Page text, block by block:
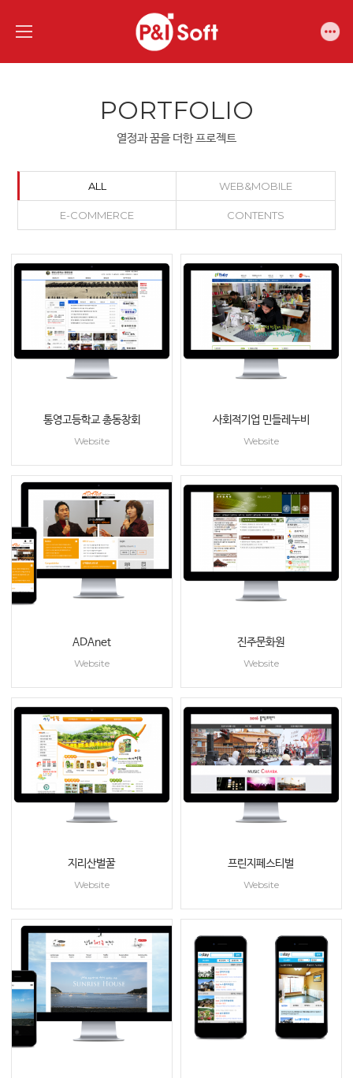
PORTFOLIO
열정과 꿈을 더한 프로젝트
ALL WEB&MOBILE
E-COMMERCE CONTENTS
통영고등학교 총동창회
Website
사회적기업 민들레누비
Website
ADAnet
Website
진주문화원
Website
지리산벌꿀
Website
프린지페스티벌
Website